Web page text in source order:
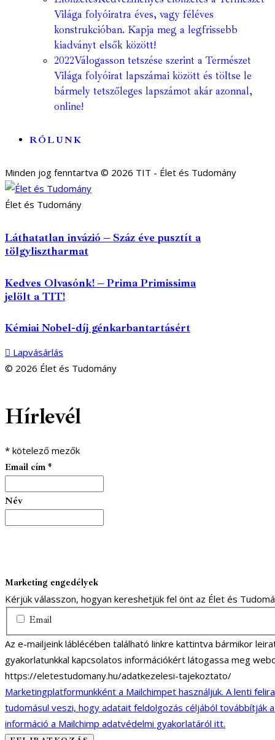
Világa folyóiratra éves, vagy féléves
konstrukcióban. Kapja meg a legfrissebb
kiadványt elsők között!
2022Válogasson tetszése szerint a Természet
Világa folyóirat lapszámai között és töltse le
bármely tetszőleges lapszámot akár azonnal,
online!
RÓLUNK
Minden jog fenntartva © 2026 TIT - Élet és Tudomány
Élet és Tudomány
Láthatatlan invázió – Száz éve pusztít a
tölgylisztharmat
Kedves Olvasónk! – Prima Primissima
jelölt a TIT!
Kémiai Nobel-díj génkarbantartásért
Lapvásárlás
© 2026 Élet és Tudomány
Hírlevél
* kötelező mezők
Email cím *
Név
Marketing engedélyek
Kérjük válasszon, hogyan kereshetjük fel önt az Élet és
Email
Az e-mailjeink láblécében található linkre kattintva bármikor
gyakorlatunkkal kapcsolatos információkért látogassa meg
https://eletestudomany.hu/adatkezelesi-tajekoztato/
Marketingplatformunkként a Mailchimpet használjuk. A lenti
tudomásul veszi, hogy adatait feldolgozás céljából továbbítják
információ a Mailchimp adatvédelmi gyakorlatáról itt.